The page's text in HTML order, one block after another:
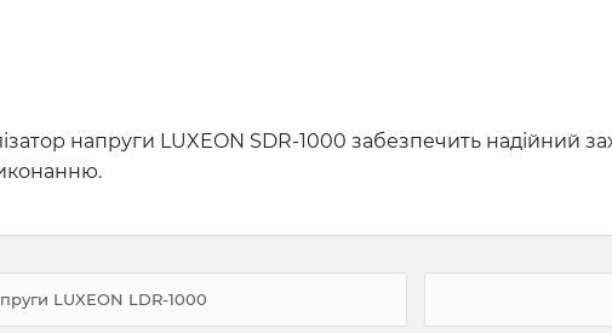
напруги LUXEON SDR-1000 забезпечить надійний
LUXEON LDR-1000